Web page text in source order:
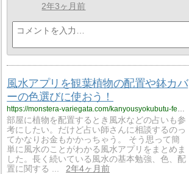
2年3ヶ月前
風水アプリを観葉植物の配置や鉢カバ
ーの色選びに使おう！
https://monstera-variegata.com/kanyousyokubutu-fengshui-app/
部屋に植物を配置するとき風水などの占いも参
考にしたい。だけど占い師さんに相談するのっ
てかなりお金もかかっちゃう。 そう思って簡
単に風水のことがわかる風水アプリをまとめま
した。長く続いている風水の基本勉強、色、配
置に関する ...
2年4ヶ月前